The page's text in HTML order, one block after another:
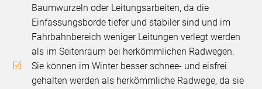
Baumwurzeln oder Leitungsarbeiten, da die
Einfassungsborde tiefer und stabiler sind und im
Fahrbahnbereich weniger Leitungen verlegt werden
als im Seitenraum bei herkömmlichen Radwegen.
Sie können im Winter besser schnee- und eisfrei
gehalten werden als herkömmliche Radwege, da sie